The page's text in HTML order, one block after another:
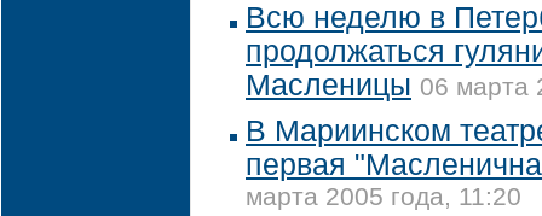
Всю неделю в
продолжаться
Масленицы 06 марта
В Мариинском
первая
марта 2005 года, 11:20